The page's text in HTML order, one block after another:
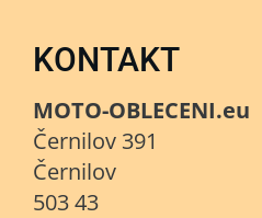
KONTAKT
MOTO-OBLECENI.eu
Černilov 391
Černilov
503 43